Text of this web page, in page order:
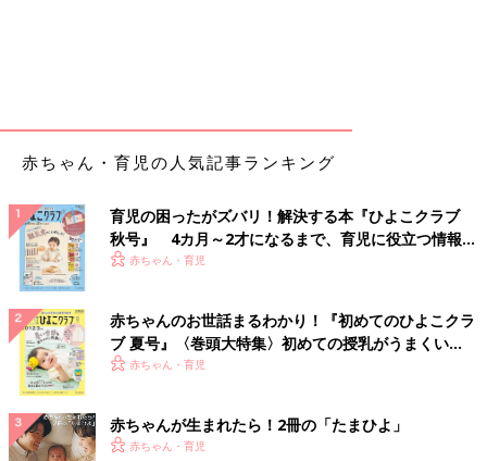
な文章の絵本がおすすめ
はありますか？
吉田 0～1才ごろの小さな赤ちゃんでも楽しめる絵本を2冊紹介
しますね。低月齢の赤ちゃんには、シンプルで見やすい絵と、リ
ズミカルな文章の絵本がおすすめです。
『だるまさんが』
赤ちゃん・育児の人気記事ランキング
育児の困ったがズバリ！解決する本『ひよこクラブ
秋号』 4カ月～2才になるまで、育児に役立つ情報が
いっぱい！
赤ちゃん・育児
赤ちゃんのお世話まるわかり！『初めてのひよこクラ
ブ 夏号』〈巻頭大特集〉初めての授乳がうまくい
く！ おっぱい・ミルクの基本と夏のトラブル 解決テ
赤ちゃん・育児
赤ちゃんが生まれたら！2冊の「たまひよ」
赤ちゃん・育児